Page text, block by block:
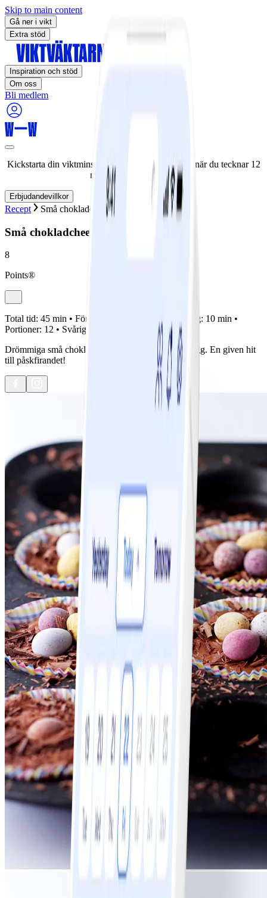
Skip to main content
Gå ner i vikt
Extra stöd
Inspiration och stöd
Om oss
Bli medlem
Kickstarta din viktminskningsresa nu! Spara 50% när du tecknar 12
månaders medlemskap.
Erbjudandevillkor
Recept Små chokladcheesecakes
Små chokladcheesecakes
8
Points®
Total tid: 45 min • Förberedelse: Tillagning: 10 min •
Portioner: 12 • Svårighetsgrad:
Drömmiga små chokladcheesecakes med chokladägg. En given hit
till påskfirandet!